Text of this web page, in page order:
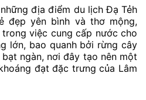
địa điểm du lịch Đạ Tẻh
đẹp yên bình và thơ mộng,
việc cung cấp nước cho
lớn, bao quanh bởi rừng cây
ngàn, nơi đây tạo nên một
đạt đặc trưng của Lâm